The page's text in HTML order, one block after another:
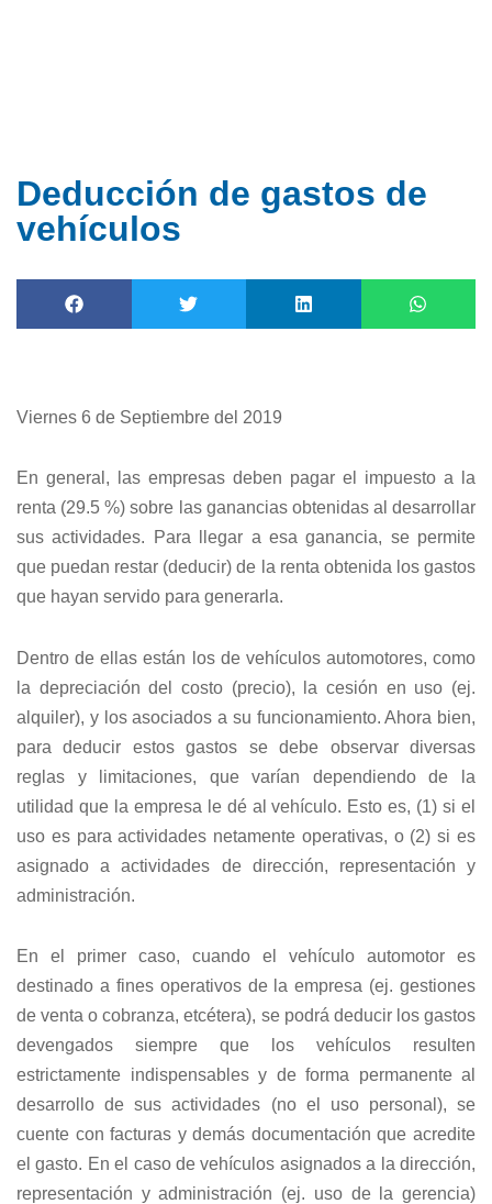
Deducción de gastos de
vehículos
Viernes 6 de Septiembre del 2019
En general, las empresas deben pagar el impuesto a la
renta (29.5 %) sobre las ganancias obtenidas al desarrollar
sus actividades. Para llegar a esa ganancia, se permite
que puedan restar (deducir) de la renta obtenida los gastos
que hayan servido para generarla.
Dentro de ellas están los de vehículos automotores, como
la depreciación del costo (precio), la cesión en uso (ej.
alquiler), y los asociados a su funcionamiento. Ahora bien,
para deducir estos gastos se debe observar diversas
reglas y limitaciones, que varían dependiendo de la
utilidad que la empresa le dé al vehículo. Esto es, (1) si el
uso es para actividades netamente operativas, o (2) si es
asignado a actividades de dirección, representación y
administración.
En el primer caso, cuando el vehículo automotor es
destinado a fines operativos de la empresa (ej. gestiones
de venta o cobranza, etcétera), se podrá deducir los gastos
devengados siempre que los vehículos resulten
estrictamente indispensables y de forma permanente al
desarrollo de sus actividades (no el uso personal), se
cuente con facturas y demás documentación que acredite
el gasto. En el caso de vehículos asignados a la dirección,
representación y administración (ej. uso de la gerencia)